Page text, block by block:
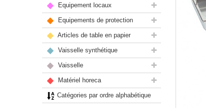
Equipement locaux
Equipements de protection
Articles de table en papier
Vaisselle synthétique
Vaisselle
Matériel horeca
Catégories par ordre alphabétique